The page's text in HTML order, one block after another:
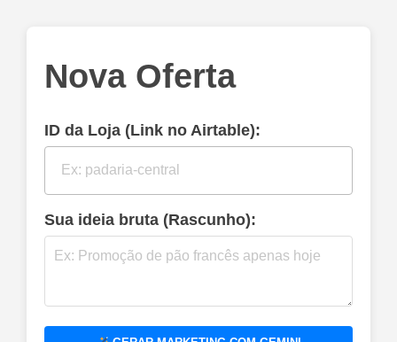
Nova Oferta
ID da Loja (Link no Airtable):
Sua ideia bruta (Rascunho):